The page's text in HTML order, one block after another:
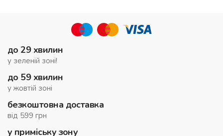
до 29 хвилин
у зеленій зоні!
до 59 хвилин
у жовтій зоні
безкоштовна доставка
від 599 грн
у приміську зону